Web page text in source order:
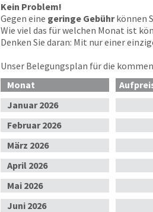
Kein Problem!
Gegen eine geringe Gebührkönnen
Wie viel das für welchen Monat ist
Denken Sie daran: Mit nur einer
Unser Belegungsplan für die
Monat
Januar2026
Februar2026
März 2026
April2026
Mai2026
Juni2026